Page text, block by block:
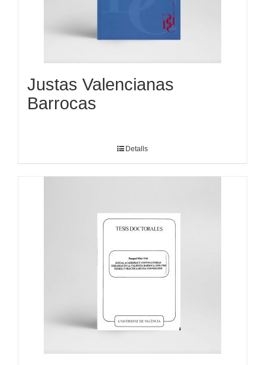
Justas Valencianas
Barrocas
Detalls